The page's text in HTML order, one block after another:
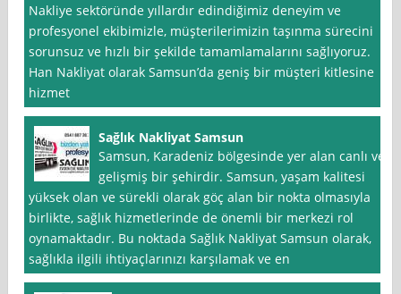
Nakliye sektöründe yıllardır edindiğimiz deneyim ve
profesyonel ekibimizle, müşterilerimizin taşınma sürecini
sorunsuz ve hızlı bir şekilde tamamlamalarını sağlıyoruz.
Han Nakliyat olarak Samsun’da geniş bir müşteri kitlesine
hizmet
Sağlık Nakliyat Samsun
Samsun, Karadeniz bölgesinde yer alan canlı ve
gelişmiş bir şehirdir. Samsun, yaşam kalitesi
yüksek olan ve sürekli olarak göç alan bir nokta olmasıyla
birlikte, sağlık hizmetlerinde de önemli bir merkezi rol
oynamaktadır. Bu noktada Sağlık Nakliyat Samsun olarak,
sağlıkla ilgili ihtiyaçlarınızı karşılamak ve en